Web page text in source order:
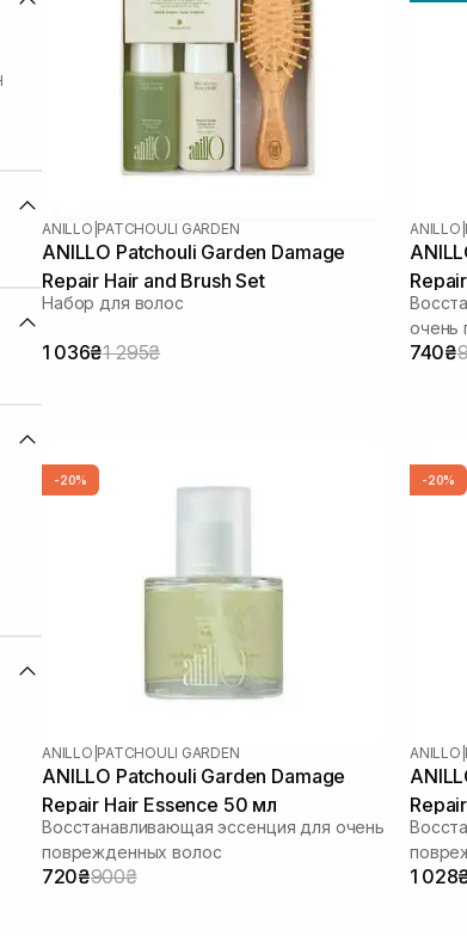
ANILLO PATCHOULI GARDEN
ANILLO Patchouli Garden Damage
Repair Hair and Brush Set
Набор для волос
1 036₴1 295₴
ANILLO
очень
740₴
-20%
ANILLO PATCHOULI GARDEN
ANILLO Patchouli Garden Damage
Repair Hair Essence 50 мл
Восстанавливающая эссенция для очень
поврежденных волос
720₴900₴
-20%
ANILLO
1